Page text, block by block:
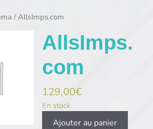
/ AllsImps.com
AllsImps.
com
129,00€
En stock
quantité
Ajouter au panier